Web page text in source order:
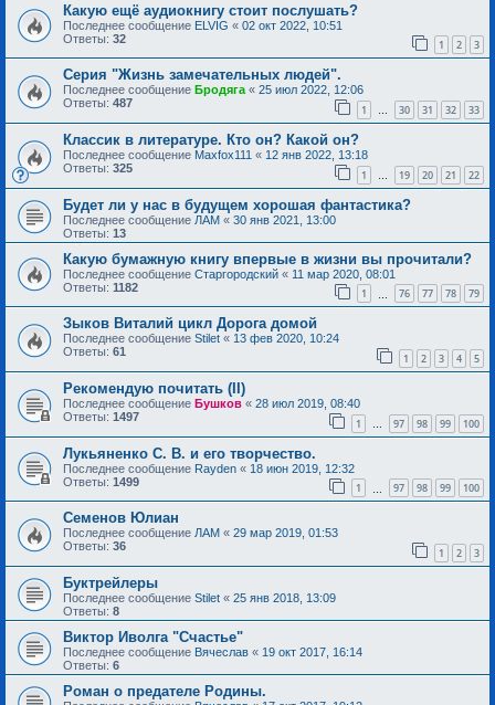
Какую ещё аудиокнигу стоит послушать?
Последнее сообщение ELVIG « 02 окт 2022, 10:51
Ответы: 32 1 2 3
Серия "Жизнь замечательных людей".
Последнее сообщение Бродяга « 25 июл 2022, 12:06
Ответы: 487 1 … 30 31 32 33
Классик в литературе. Кто он? Какой он?
Последнее сообщение Maxfox111 « 12 янв 2022, 13:18
Ответы: 325 1 … 19 20 21 22
Будет ли у нас в будущем хорошая фантастика?
Последнее сообщение ЛАМ « 30 янв 2021, 13:00
Ответы: 13
Какую бумажную книгу впервые в жизни вы прочитали?
Последнее сообщение Старгородский « 11 мар 2020, 08:01
Ответы: 1182 1 76 77 78 79
Зыков Виталий цикл Дорога домой
Последнее сообщение Stilet « 13 фев 2020, 10:24
Ответы: 61 1 2 3 4 5
Рекомендую почитать (II)
Последнее сообщение Бушков « 28 июл 2019, 08:40
Ответы: 1497 1 … 97 98 99 100
Лукьяненко С. В. и его творчество.
Последнее сообщение Rayden « 18 июн 2019, 12:32
Ответы: 1499 1 97 98 99 100
Семенов Юлиан
Последнее сообщение ЛАМ « 29 мар 2019, 01:53
Ответы: 36 1 2 3
Буктрейлеры
Последнее сообщение Stilet « 25 янв 2018, 13:09
Ответы: 8
Виктор Иволга "Счастье"
Последнее сообщение Вячеслав « 19 окт 2017, 16:14
Ответы: 6
Роман о предателе Родины.